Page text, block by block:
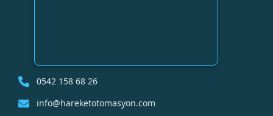
0542 158 68 26
info@hareketotomasyon.com